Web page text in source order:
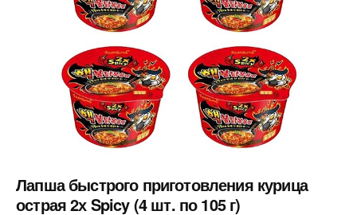
Лапша быстрого приготовления курица
острая 2х Spicy (4 шт. по 105 г)